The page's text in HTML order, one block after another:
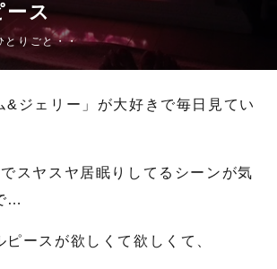
ース
とりごと・・
&ジェリー」が大好きで毎日見てい
スヤスヤ居眠りしてるシーンが気
…
ースが欲しくて欲しくて、
姓